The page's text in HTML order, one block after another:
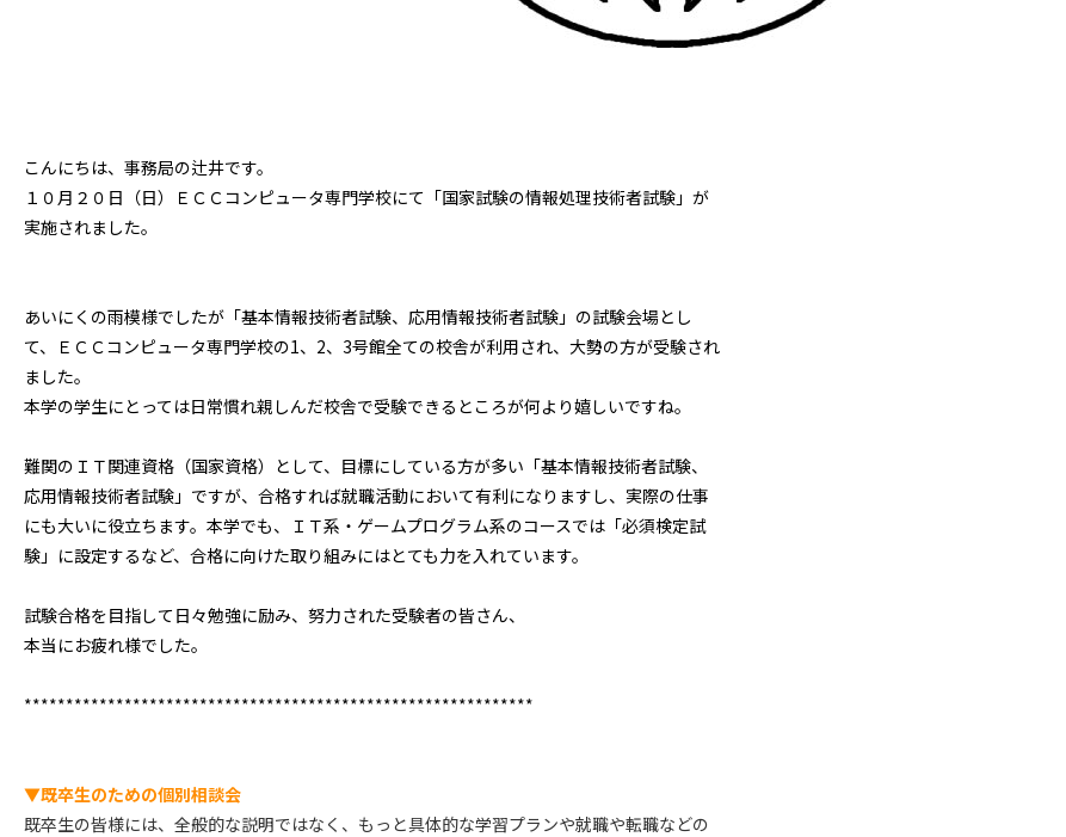
こんにちは、事務局の辻井です。
１０月２０日（日）ＥＣＣコンピュータ専門学校にて「国家試験の情報処理技術者試験」が
実施されました。
あいにくの雨模様でしたが「基本情報技術者試験、応用情報技術者試験」の試験会場とし
て、ＥＣＣコンピュータ専門学校の1、2、3号館全ての校舎が利用され、大勢の方が受験され
ました。
本学の学生にとっては日常慣れ親しんだ校舎で受験できるところが何より嬉しいですね。
難関のＩＴ関連資格（国家資格）として、目標にしている方が多い「基本情報技術者試験、
応用情報技術者試験」ですが、合格すれば就職活動において有利になりますし、実際の仕事
にも大いに役立ちます。本学でも、ＩＴ系・ゲームプログラム系のコースでは「必須検定試
験」に設定するなど、合格に向けた取り組みにはとても力を入れています。
試験合格を目指して日々勉強に励み、努力された受験者の皆さん、
本当にお疲れ様でした。
*************************************************************
▼既卒生のための個別相談会
既卒生の皆様には、全般的な説明ではなく、もっと具体的な学習プランや就職や転職などの